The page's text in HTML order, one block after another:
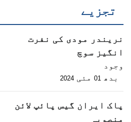
تجزیے
نریندر مودی کی نفرت
انگیز سوچ
وجود
بدھ 01 مئی 2024
پاک ایران گیس پائپ لائن
منصوبہ